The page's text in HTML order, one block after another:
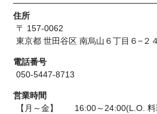
住所
〒 157-0062
東京都 世田谷区 南烏山６丁目６−２
電話番号
050-5447-8713
営業時間
【月～金】 16:00～24:00(L.O. 料